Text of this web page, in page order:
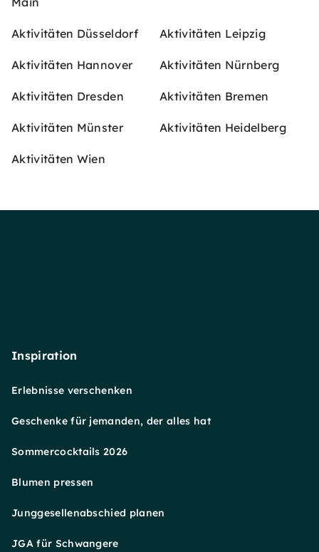
Aktivitäten Düsseldorf Aktivitäten Leipzig
Aktivitäten Hannover Aktivitäten Nürnberg
Aktivitäten Dresden Aktivitäten Bremen
Aktivitäten Münster Aktivitäten Heidelberg
Aktivitäten Wien
Inspiration
Erlebnisse verschenken
Geschenke für jemanden, der alles hat
Sommercocktails 2026
Blumen pressen
Junggesellenabschied planen
JGA für Schwangere